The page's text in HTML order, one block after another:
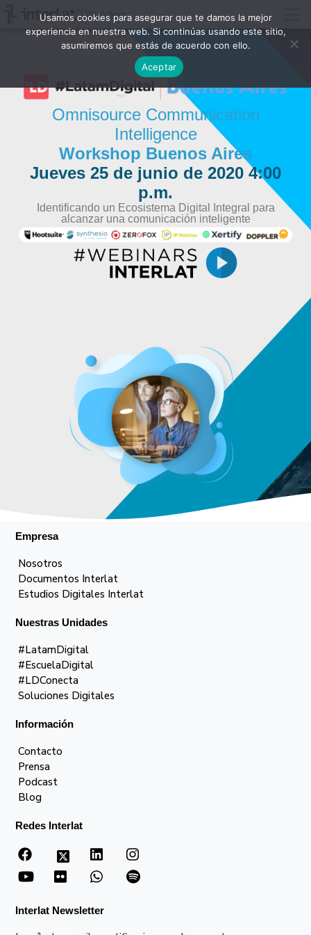
Omnisource Communication
Intelligence
Workshop Buenos Aires
Jueves 25 de junio de 2020 4:00
p.m.
Identificando un Ecosistema Digital Integral para
alcanzar una comunicación inteligente
Empresa
Nosotros
Documentos Interlat
Estudios Digitales Interlat
Nuestras Unidades
#LatamDigital
#EscuelaDigital
#LDConecta
Soluciones Digitales
Información
Contacto
Prensa
Podcast
Blog
Redes Interlat
Interlat Newsletter
Usamos cookies para asegurar que te damos la mejor
experiencia en nuestra web. Si continúas usando este sitio,
asumiremos que estás de acuerdo con ello.
Aceptar